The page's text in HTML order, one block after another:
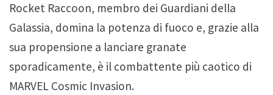
Rocket Raccoon, membro dei Guardiani della
Galassia, domina la potenza di fuoco e, grazie alla
sua propensione a lanciare granate
sporadicamente, è il combattente più caotico di
MARVEL Cosmic Invasion.